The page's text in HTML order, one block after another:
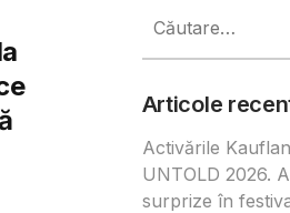
după:
Articole
Activările
UNTOLD 2026.
surprize în